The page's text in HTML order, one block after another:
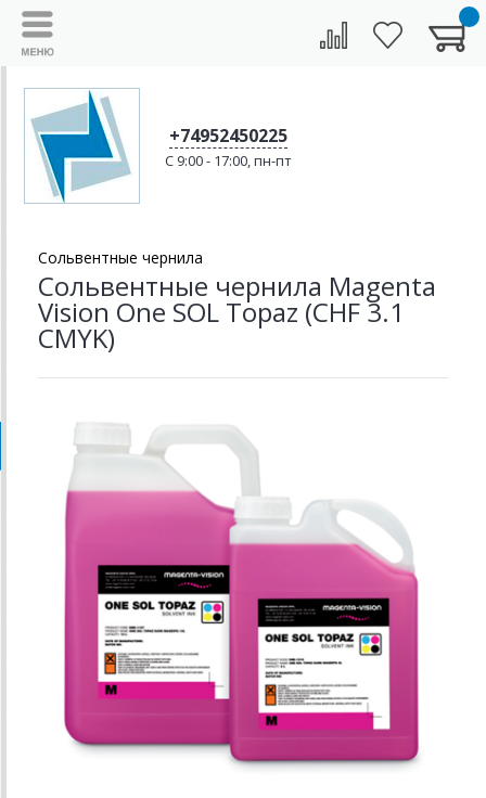
+74952450225
C 9:00 - 17:00, пн-пт
Сольвентные чернила
Сольвентные чернила Magenta
Vision One SOL Topaz (CHF 3.1
CMYK)